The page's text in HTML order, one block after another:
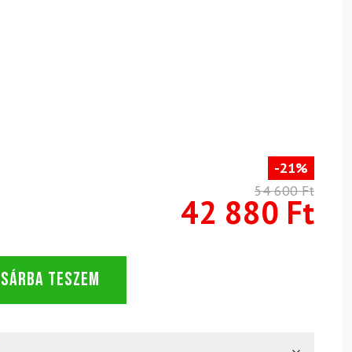
-21%
54 600 Ft
42 880 Ft
TESZEM